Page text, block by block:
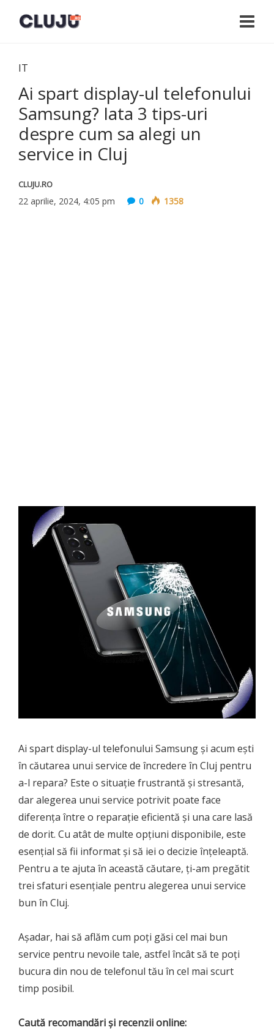
IT
Ai spart display-ul telefonului
Samsung? Iata 3 tips-uri
despre cum sa alegi un
service in Cluj
CLUJU.RO
22 aprilie, 2024, 4:05 pm 0 1358
Ai spart display-ul telefonului Samsung și acum ești
în căutarea unui service de încredere în Cluj pentru
a-l repara? Este o situație frustrantă și stresantă,
dar alegerea unui service potrivit poate face
diferența între o reparație eficientă și una care lasă
de dorit. Cu atât de multe opțiuni disponibile, este
esențial să fii informat și să iei o decizie înțeleaptă.
Pentru a te ajuta în această căutare, ți-am pregătit
trei sfaturi esențiale pentru alegerea unui service
bun în Cluj.
Așadar, hai să aflăm cum poți găsi cel mai bun
service pentru nevoile tale, astfel încât să te poți
bucura din nou de telefonul tău în cel mai scurt
timp posibil.
Caută recomandări și recenzii online: